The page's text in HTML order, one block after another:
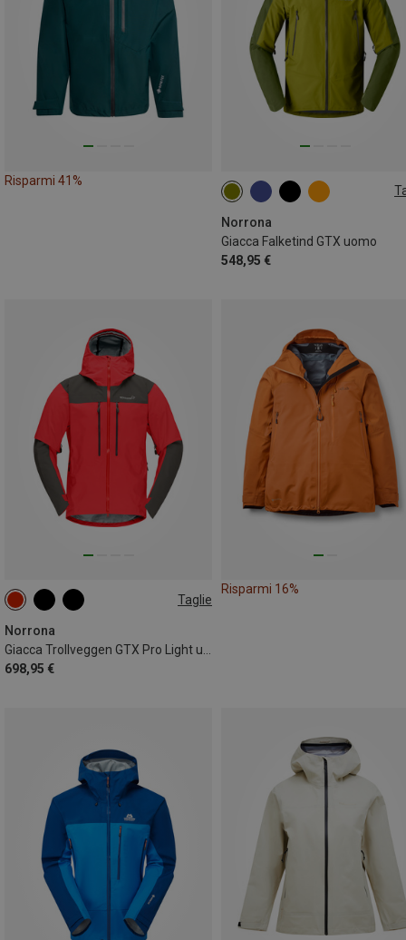
Risparmi 41%
Norrona
Giacca Falketind GTX uomo
548,95 €
S M L XL
Taglie
Norrona
698,95 €
S M XL
Risparmi 16%